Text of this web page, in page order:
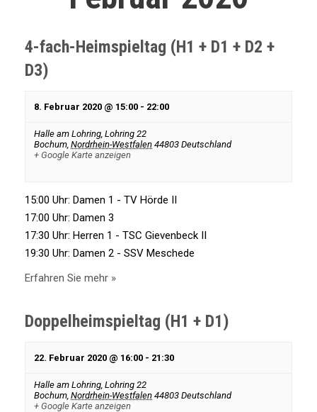
u
n
d
A
n
s
i
c
h
i
a
o
n
4-fach-Heimspieltag (H1 + D1 + D2 +
D3)
8. Februar 2020 @ 15:00 - 22:00
Halle am Lohring, Lohring 22
Bochum Nordrhein-Westfalen 44803 Deutschland
+ Google Karte anzeigen
15:00 Uhr: Damen 1 - TV Hörde II
17:00 Uhr: Damen 3
17:30 Uhr: Herren 1 - TSC Gievenbeck II
19:30 Uhr: Damen 2 - SSV Meschede
Erfahren Sie mehr »
Doppelheimspieltag (H1 + D1)
22. Februar 2020 @ 16:00 - 21:30
Halle am Lohring, Lohring 22
Bochum Nordrhein-Westfalen 44803 Deutschland
+ Google Karte anzeigen